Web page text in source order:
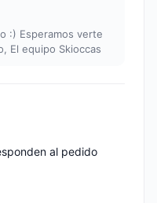
:) Esperamos verte
El equipo Skioccas
al pedido